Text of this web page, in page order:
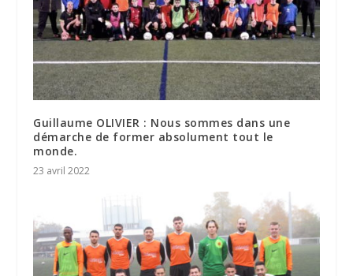
Guillaume OLIVIER : Nous sommes dans une
démarche de former absolument tout le
monde.
23 avril 2022